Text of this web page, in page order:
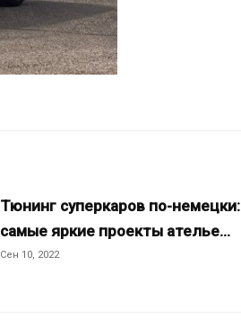
Тюнинг суперкаров по-немецки:
самые яркие проекты ателье…
Сен 10, 2022